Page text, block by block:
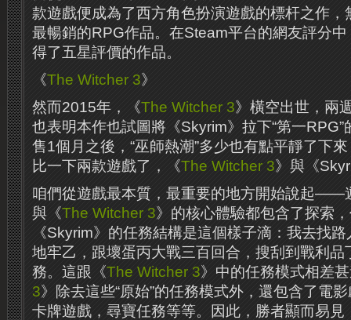
款遊戲便成為了西方角色扮演遊戲的標杆之作，
最暢銷的RPG作品。在Steam平台的網友評分
得了五星評價的作品。
《The Witcher 3》
然而2015年，《The Witcher 3》橫空出世，兩
也表明本作也試圖將《Skyrim》拉下“第一
售1個月之後，“巫師熱潮”多少也有點平靜了下
比一下兩款遊戲了，《The Witcher 3》與《
咱們從遊戲最本質，最重要的地方開始說起——
與《The Witcher 3》的核心體驗都包含了探索
《Skyrim》的任務結構是這個樣子滴：我去找
地牢乙，跟壞蛋丙大戰三百回合，搜刮到戰利品
務。這跟《The Witcher 3》中的任務模式相差
3》除去這些“原始”的任務模式外，還包含了電
卡牌遊戲，尋寶任務等等。因此，勝者顯而易見